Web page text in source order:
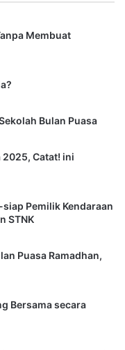
Membuat
Bulan Puasa
2025, Catat! ini
Pemilik Kendaraan
STNK
Puasa Ramadhan,
Bersama secara